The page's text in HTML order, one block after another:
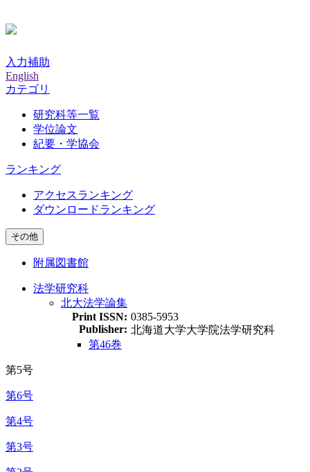
入力補助
English
カテゴリ
研究科等一覧
学位論文
紀要・学協会
ランキング
アクセスランキング
ダウンロードランキング
その他
附属図書館
法学研究科
北大法学論集
Print ISSN: 0385-5953
Publisher: 北海道大学大学院法学研究科
第46巻
第5号
第6号
第4号
第3号